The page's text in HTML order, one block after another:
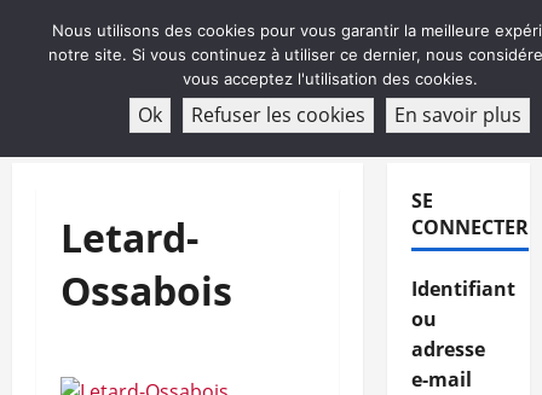
ABONNEMENT
Letard-
Ossabois
SE
CONNECTER
Identifiant
ou
adresse
e-mail
Nous utilisons des cookies pour vous garantir la meilleure
notre site. Si vous continuez à utiliser ce dernier, nous
vous acceptez l'utilisation des cookies.
Ok Refuser les cookies En savoir plus